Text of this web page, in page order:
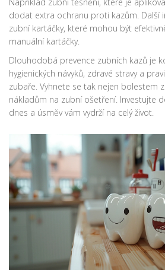
dodat extra ochranu proti kazům. Další
zubní kartáčky, které mohou být
manuální kartáčky.
Dlouhodobá prevence zubních kazů je
hygienických návyků, zdravé stravy a
zubaře. Vyhnete se tak nejen bolestem
nákladům na zubní ošetření. Investujte
dnes a úsměv vám vydrží na celý život.